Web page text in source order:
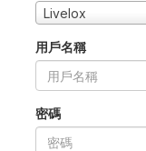
Livelox
用戶名稱
密碼